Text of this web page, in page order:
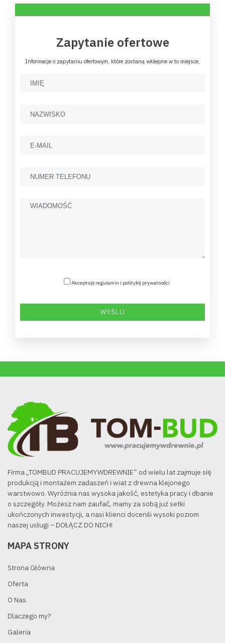
Zapytanie ofertowe
Informacje o zapytaniu ofertowym, które zostaną wklejone w to miejsce.
Akceptuję regulamin i politykę prywatności
Firma „TOMBUD PRACUJEMYWDREWNIE” od wielu lat zajmuje się
produkcją i montażem zadaszeń i wiat z drewna klejonego
warstwowo. Wyróżnia nas wysoka jakość, estetyka pracy i dbanie
o szczegóły. Możesz nam zaufać, mamy za sobą już setki
ukończonych inwestycji, a nasi klienci docenili wysoki poziom
naszej usługi – DOŁĄCZ DO NICH!
MAPA STRONY
Strona Główna
Oferta
O Nas
Dlaczego my?
Galeria